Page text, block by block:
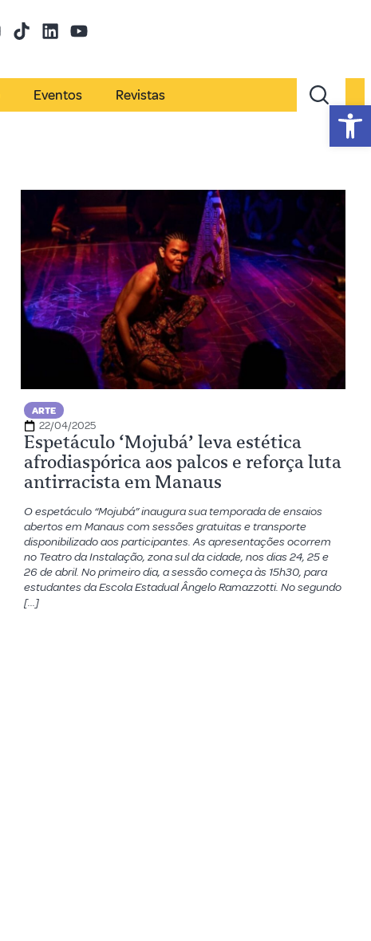
Eventos Revistas
ARTE
22/04/2025
Espetáculo ‘Mojubá’ leva estética
afrodiaspórica aos palcos e reforça luta
antirracista em Manaus
O espetáculo “Mojubá” inaugura sua temporada de ensaios
abertos em Manaus com sessões gratuitas e transporte
disponibilizado aos participantes. As apresentações ocorrem
no Teatro da Instalação, zona sul da cidade, nos dias 24, 25 e
26 de abril. No primeiro dia, a sessão começa às 15h30, para
estudantes da Escola Estadual Ângelo Ramazzotti. No segundo
[…]